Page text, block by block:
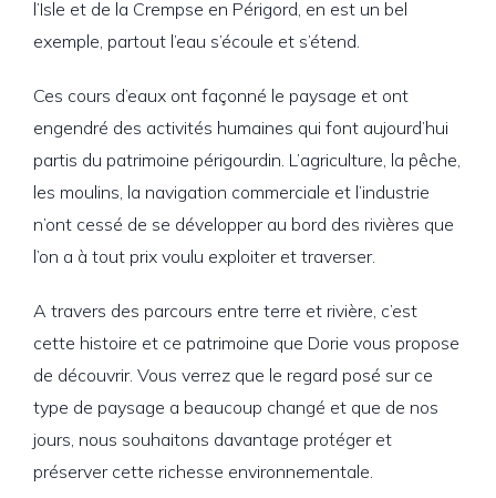
l’Isle et de la Crempse en Périgord, en est un bel
exemple, partout l’eau s’écoule et s’étend.
Ces cours d’eaux ont façonné le paysage et ont
engendré des activités humaines qui font aujourd’hui
partis du patrimoine périgourdin. L’agriculture, la pêche,
les moulins, la navigation commerciale et l’industrie
n’ont cessé de se développer au bord des rivières que
l’on a à tout prix voulu exploiter et traverser.
A travers des parcours entre terre et rivière, c’est
cette histoire et ce patrimoine que Dorie vous propose
de découvrir. Vous verrez que le regard posé sur ce
type de paysage a beaucoup changé et que de nos
jours, nous souhaitons davantage protéger et
préserver cette richesse environnementale.